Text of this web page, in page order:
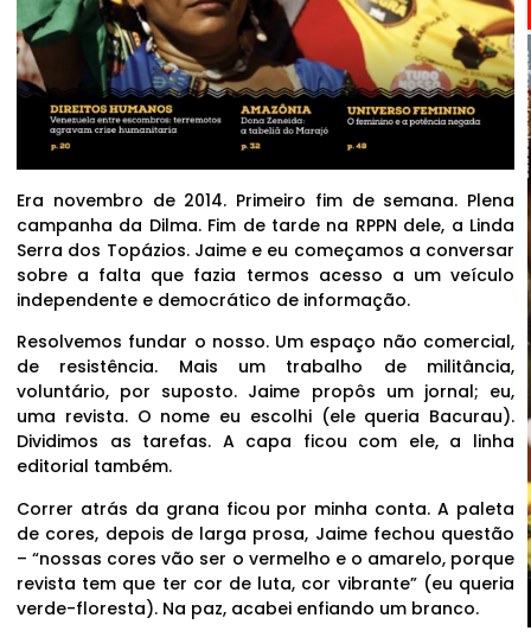
Era novembro de 2014. Primeiro fim de semana. Plena
campanha da Dilma. Fim de tarde na RPPN dele, a Linda
Serra dos Topázios. Jaime e eu começamos a conversar
sobre a falta que fazia termos acesso a um veículo
independente e democrático de informação.
Resolvemos fundar o nosso. Um espaço não comercial,
de resistência. Mais um trabalho de militância,
voluntário, por suposto. Jaime propôs um jornal; eu,
uma revista. O nome eu escolhi (ele queria Bacurau).
Dividimos as tarefas. A capa ficou com ele, a linha
editorial também.
Correr atrás da grana ficou por minha conta. A paleta
de cores, depois de larga prosa, Jaime fechou questão
– “nossas cores vão ser o vermelho e o amarelo, porque
revista tem que ter cor de luta, cor vibrante” (eu queria
verde-floresta). Na paz, acabei enfiando um branco.